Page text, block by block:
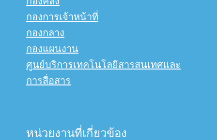
กองการเจ้าหน้าที่
กองกลาง
กองแผนงาน
ศูนย์บริการเทคโนโลยีสารสนเทศและ
การสื่อสาร
หน่วยงานที่เกี่ยวข้อง